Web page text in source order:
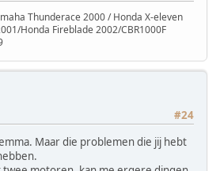
Thunderace 2000 / Honda X-eleven
Honda Fireblade 2002/CBR1000F
#24
Maar die problemen die jij hebt